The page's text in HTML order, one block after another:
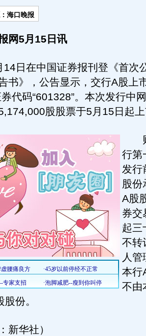
海口晚报
网5月15日讯
日在中国证券报刊登《首次
书》，公告显示，交行A股上
代码“601328”。本次发行中
股股票于5月15日起
财
行第
发行
股份
A股
券交
起三
不转
人
本行
不由
份。
华社）